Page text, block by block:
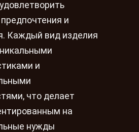
и
Каждый вид изделия
и
что делает
на
нужды